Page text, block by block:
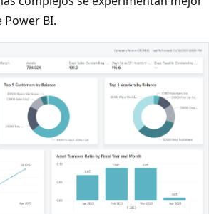
Power BI.